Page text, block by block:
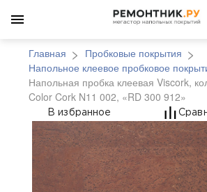
Главная
Пробковые покрытия
Напольное клеевое пробковое
Напольная пробка клеевая Viscork,
Color Cork N11 002, «RD 300 912»
Напольная
В избранное